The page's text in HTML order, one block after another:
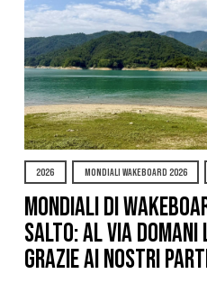
2026 MONDIALI WAKEBOARD 2026
Mondiali di
Salto: al via
grazie ai nostri